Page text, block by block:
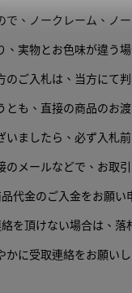
で、ノークレーム、ノ
、実物とお色味が違う
のご入札は、当方にて
とも、直接の商品のお
いましたら、必ず入札
のメールなどで、お取
代金のご入金をお願い
を頂けない場合は、
かに受取連絡をお願い